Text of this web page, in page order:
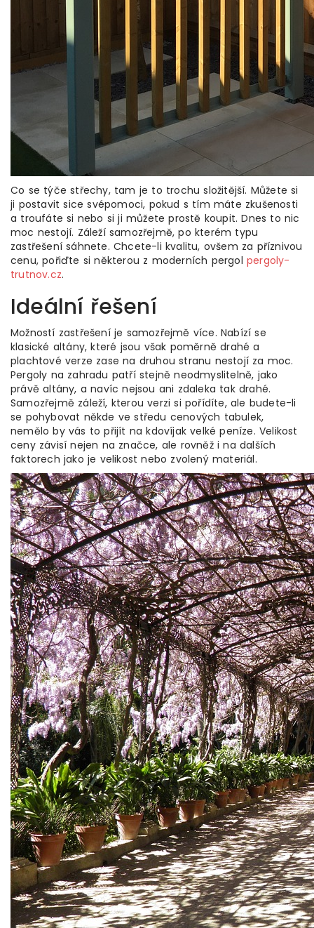
Co se týče střechy, tam je to trochu složitější. Můžete si
ji postavit sice svépomoci, pokud s tím máte zkušenosti
a troufáte si nebo si ji můžete prostě koupit. Dnes to nic
moc nestojí. Záleží samozřejmě, po kterém typu
zastřešení sáhnete. Chcete-li kvalitu, ovšem za příznivou
cenu, pořiďte si některou z moderních pergol pergoly-
trutnov.cz.
Ideální řešení
Možností zastřešení je samozřejmě více. Nabízí se
klasické altány, které jsou však poměrně drahé a
plachtové verze zase na druhou stranu nestojí za moc.
Pergoly na zahradu patří stejně neodmyslitelně, jako
právě altány, a navíc nejsou ani zdaleka tak drahé.
Samozřejmě záleží, kterou verzi si pořídíte, ale budete-li
se pohybovat někde ve středu cenových tabulek,
nemělo by vás to přijít na kdovíjak velké peníze. Velikost
ceny závisí nejen na značce, ale rovněž i na dalších
faktorech jako je velikost nebo zvolený materiál.